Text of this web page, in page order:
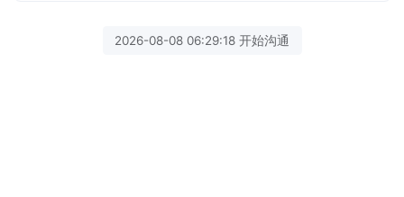
2026-08-08 06:29:18 开始沟通